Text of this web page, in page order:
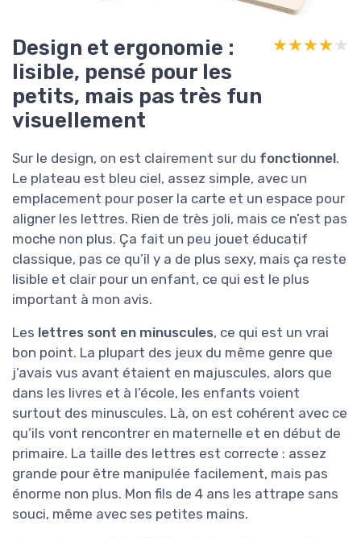
Design et ergonomie :
lisible, pensé pour les
petits, mais pas très fun
visuellement
★★★★★
★★★★★
Sur le design, on est clairement sur du fonctionnel.
Le plateau est bleu ciel, assez simple, avec un
emplacement pour poser la carte et un espace pour
aligner les lettres. Rien de très joli, mais ce n’est pas
moche non plus. Ça fait un peu jouet éducatif
classique, pas ce qu’il y a de plus sexy, mais ça reste
lisible et clair pour un enfant, ce qui est le plus
important à mon avis.
Les lettres sont en minuscules, ce qui est un vrai
bon point. La plupart des jeux du même genre que
j’avais vus avant étaient en majuscules, alors que
dans les livres et à l’école, les enfants voient
surtout des minuscules. Là, on est cohérent avec ce
qu’ils vont rencontrer en maternelle et en début de
primaire. La taille des lettres est correcte : assez
grande pour être manipulée facilement, mais pas
énorme non plus. Mon fils de 4 ans les attrape sans
souci, même avec ses petites mains.